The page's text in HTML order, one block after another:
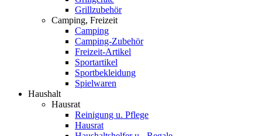
Grillzubehör
Camping, Freizeit
Camping
Camping-Zubehör
Freizeit-Artikel
Sportartikel
Sportbekleidung
Spielwaren
Haushalt
Hausrat
Reinigung u. Pflege
Hausrat